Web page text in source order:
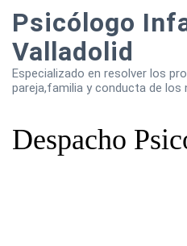
Psicólogo
Valladolid
Especializado en resolver los
pareja,familia y conducta de los
Despacho